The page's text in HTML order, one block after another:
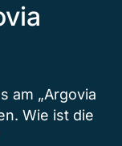
am „Argovia
Wie ist die